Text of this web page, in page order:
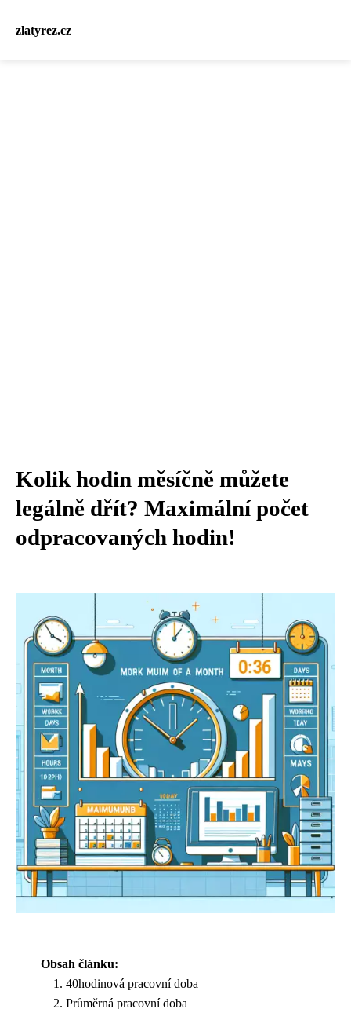
zlatyrez.cz
Kolik hodin měsíčně můžete
legálně dřít? Maximální počet
odpracovaných hodin!
Obsah článku:
40hodinová pracovní doba
Průměrná pracovní doba